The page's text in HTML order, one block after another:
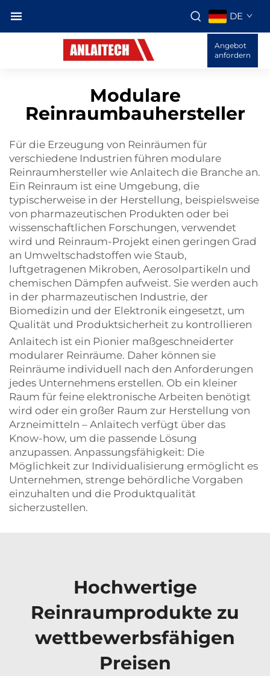
DE
Angebot
anfordern
Modulare
Reinraumbauhersteller
Für die Erzeugung von Reinräumen für
verschiedene Industrien führen modulare
Reinraumhersteller wie Anlaitech die Branche an.
Ein Reinraum ist eine Umgebung, die
typischerweise in der Herstellung, beispielsweise
von pharmazeutischen Produkten oder bei
wissenschaftlichen Forschungen, verwendet
wird und Reinraum-Projekt einen geringen Grad
an Umweltschadstoffen wie Staub,
luftgetragenen Mikroben, Aerosolpartikeln und
chemischen Dämpfen aufweist. Sie werden auch
in der pharmazeutischen Industrie, der
Biomedizin und der Elektronik eingesetzt, um
Qualität und Produktsicherheit zu kontrollieren
Anlaitech ist ein Pionier maßgeschneiderter
modularer Reinräume. Daher können sie
Reinräume individuell nach den Anforderungen
jedes Unternehmens erstellen. Ob ein kleiner
Raum für feine elektronische Arbeiten benötigt
wird oder ein großer Raum zur Herstellung von
Arzneimitteln – Anlaitech verfügt über das
Know-how, um die passende Lösung
anzupassen. Anpassungsfähigkeit: Die
Möglichkeit zur Individualisierung ermöglicht es
Unternehmen, strenge behördliche Vorgaben
einzuhalten und die Produktqualität
sicherzustellen.
Hochwertige
Reinraumprodukte zu
wettbewerbsfähigen
Preisen